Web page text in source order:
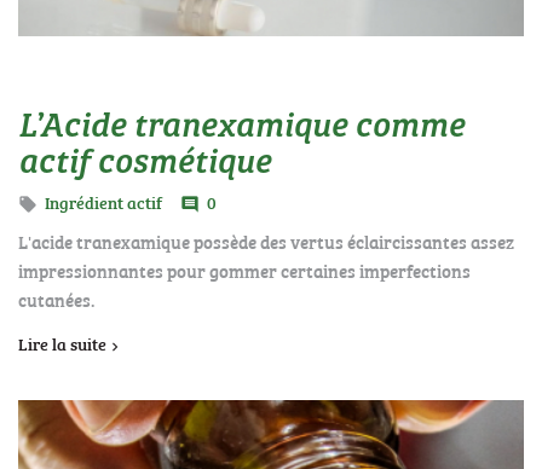
L’Acide tranexamique comme
actif cosmétique
 Ingrédient actif comment 0
L'acide tranexamique possède des vertus éclaircissantes assez
impressionnantes pour gommer certaines imperfections
cutanées.
Lire la suite